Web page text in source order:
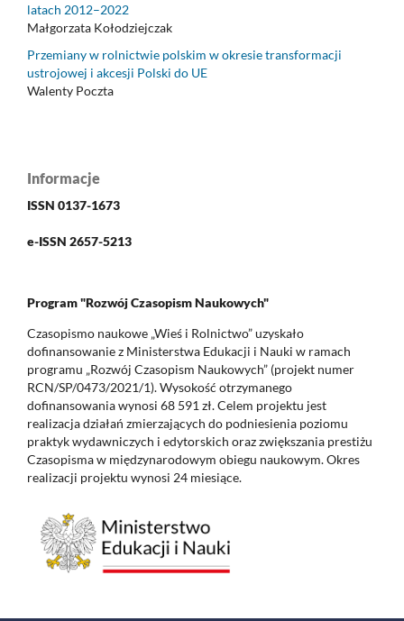
latach 2012–2022
Małgorzata Kołodziejczak
Przemiany w rolnictwie polskim w okresie transformacji
ustrojowej i akcesji Polski do UE
Walenty Poczta
Informacje
ISSN 0137-1673
e-ISSN 2657-5213
Program "Rozwój Czasopism Naukowych"
Czasopismo naukowe „Wieś i Rolnictwo” uzyskało
dofinansowanie z Ministerstwa Edukacji i Nauki w ramach
programu „Rozwój Czasopism Naukowych” (projekt numer
RCN/SP/0473/2021/1). Wysokość otrzymanego
dofinansowania wynosi 68 591 zł. Celem projektu jest
realizacja działań zmierzających do podniesienia poziomu
praktyk wydawniczych i edytorskich oraz zwiększania prestiżu
Czasopisma w międzynarodowym obiegu naukowym. Okres
realizacji projektu wynosi 24 miesiące.